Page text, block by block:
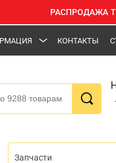
РАСПРОДАЖА
КОНТАКТЫ
Запчасти